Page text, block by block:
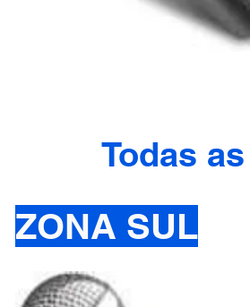
Todas
ZONA SUL